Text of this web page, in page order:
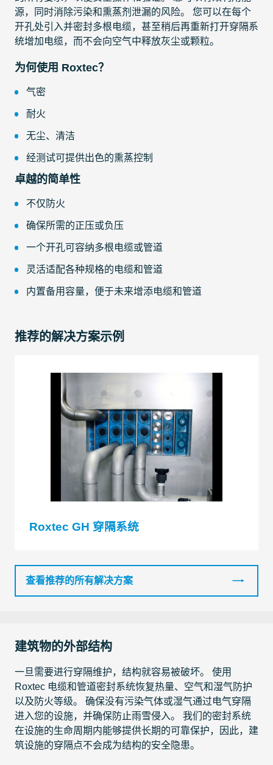
源，同时消除污染和熏蒸剂泄漏的风险。 您可以在每个
开孔处引入并密封多根电缆，甚至稍后再重新打开穿隔系
统增加电缆，而不会向空气中释放灰尘或颗粒。
为何使用 Roxtec？
气密
耐火
无尘、清洁
经测试可提供出色的熏蒸控制
卓越的简单性
不仅防火
确保所需的正压或负压
一个开孔可容纳多根电缆或管道
灵活适配各种规格的电缆和管道
内置备用容量，便于未来增添电缆和管道
推荐的解决方案示例
Roxtec GH 穿隔系统
查看推荐的所有解决方案
建筑物的外部结构
一旦需要进行穿隔维护，结构就容易被破坏。 使用
Roxtec 电缆和管道密封系统恢复热量、空气和湿气防护
以及防火等级。 确保没有污染气体或湿气通过电气穿隔
进入您的设施，并确保防止雨雪侵入。 我们的密封系统
在设施的生命周期内能够提供长期的可靠保护，因此，建
筑设施的穿隔点不会成为结构的安全隐患。